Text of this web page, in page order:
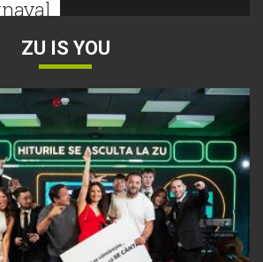
la Hitul Monstru Al
versus Faydee
mai tare! Cabron vine
al Verii
ZU IS YOU